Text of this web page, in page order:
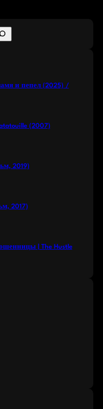
и пепел (2025) /
(2007)
2019)
2017)
| The Hustle